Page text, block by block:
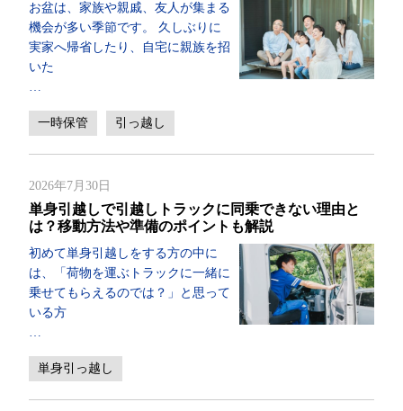
お盆は、家族や親戚、友人が集まる
機会が多い季節です。 久しぶりに
実家へ帰省したり、自宅に親族を招
いた
一時保管 引っ越し
2026年7月30日
単身引越しで引越しトラックに同乗できない理由と
は？移動方法や準備のポイントも解説
初めて単身引越しをする方の中に
は、「荷物を運ぶトラックに一緒に
乗せてもらえるのでは？」と思って
いる方
単身引っ越し